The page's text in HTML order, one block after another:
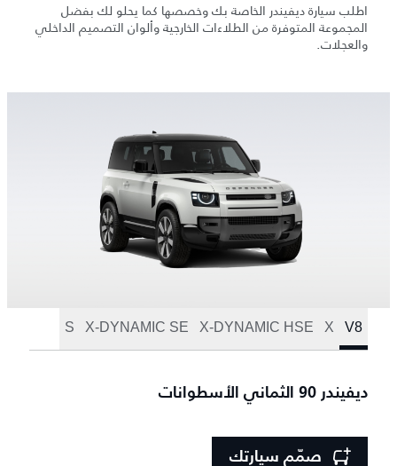
اطلب سيارة ديفيندر الخاصة بك وخصصها كما يحلو لك بفضل
المجموعة المتوفرة من الطلاءات الخارجية وألوان التصميم الداخلي
والعجلات.
V8
X
X-DYNAMIC HSE
X-DYNAMIC SE
S
ديفيندر 90 الثماني الأسطوانات
صمّم سيارتك